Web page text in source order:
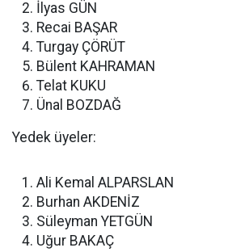
İlyas GÜN
Recai BAŞAR
Turgay ÇÖRÜT
Bülent KAHRAMAN
Telat KUKU
Ünal BOZDAĞ
Yedek üyeler:
Ali Kemal ALPARSLAN
Burhan AKDENİZ
Süleyman YETGÜN
Uğur BAKAÇ